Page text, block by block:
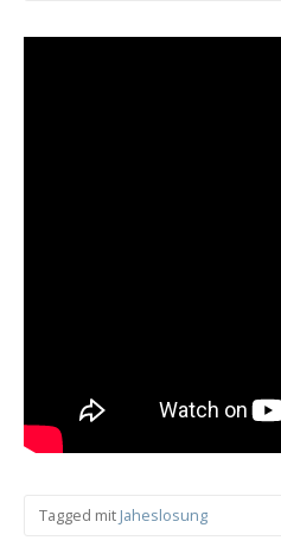
Tagged mit Jaheslosung